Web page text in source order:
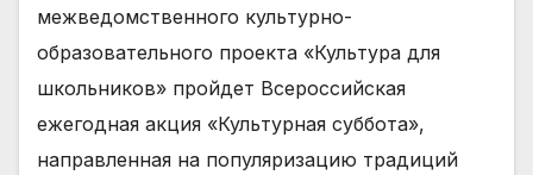
межведомственного культурно-
образовательного проекта «Культура для
школьников» пройдет Всероссийская
ежегодная акция «Культурная суббота»,
направленная на популяризацию традиций